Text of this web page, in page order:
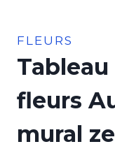
FLEURS
fleurs
mural